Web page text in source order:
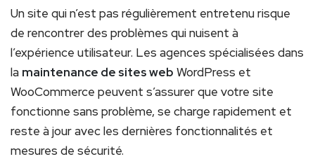
Un site qui n’est pas régulièrement entretenu risque
de rencontrer des problèmes qui nuisent à
l’expérience utilisateur. Les agences spécialisées dans
la maintenance de sites web WordPress et
WooCommerce peuvent s’assurer que votre site
fonctionne sans problème, se charge rapidement et
reste à jour avec les dernières fonctionnalités et
mesures de sécurité.